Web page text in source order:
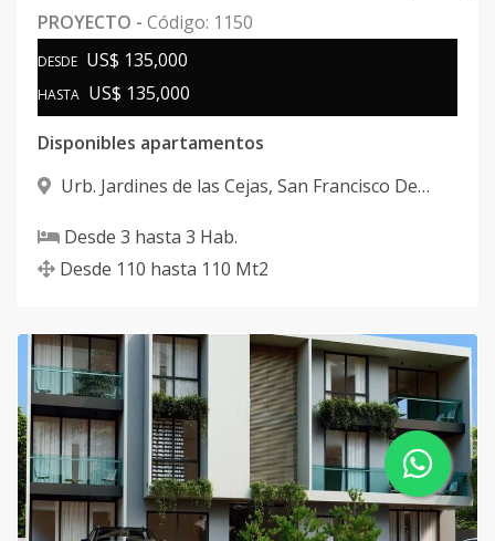
PROYECTO - Código: 1150
DESDE US$ 135,000
HASTA US$ 135,000
Disponibles apartamentos
Urb. Jardines de las Cejas, San Francisco De
Desde 3 hasta 3 Hab.
Desde 110 hasta 110 Mt2